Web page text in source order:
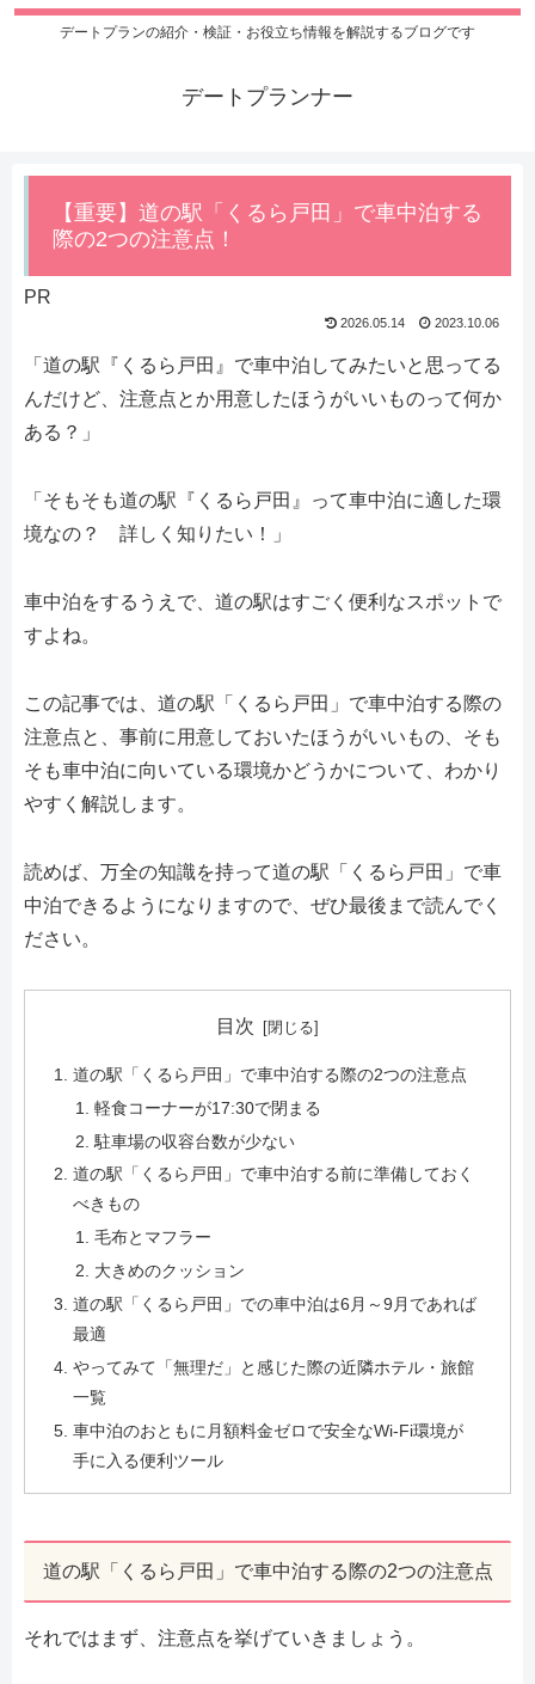
デートプランの紹介・検証・お役立ち情報を解説するブログです
デートプランナー
【重要】道の駅「くるら戸田」で車中泊する
際の2つの注意点！
PR
2026.05.14 2023.10.06
「道の駅『くるら戸田』で車中泊してみたいと思ってる
んだけど、注意点とか用意したほうがいいものって何か
ある？」
「そもそも道の駅『くるら戸田』って車中泊に適した環
境なの？ 詳しく知りたい！」
車中泊をするうえで、道の駅はすごく便利なスポットで
すよね。
この記事では、道の駅「くるら戸田」で車中泊する際の
注意点と、事前に用意しておいたほうがいいもの、そも
そも車中泊に向いている環境かどうかについて、わかり
やすく解説します。
読めば、万全の知識を持って道の駅「くるら戸田」で車
中泊できるようになりますので、ぜひ最後まで読んでく
ださい。
目次
道の駅「くるら戸田」で車中泊する際の2つの注意点
軽食コーナーが17:30で閉まる
駐車場の収容台数が少ない
道の駅「くるら戸田」で車中泊する前に準備しておく
べきもの
毛布とマフラー
大きめのクッション
道の駅「くるら戸田」での車中泊は6月～9月であれば
最適
やってみて「無理だ」と感じた際の近隣ホテル・旅館
一覧
車中泊のおともに月額料金ゼロで安全なWi-Fi環境が
手に入る便利ツール
道の駅「くるら戸田」で車中泊する際の2つの注意点
それではまず、注意点を挙げていきましょう。